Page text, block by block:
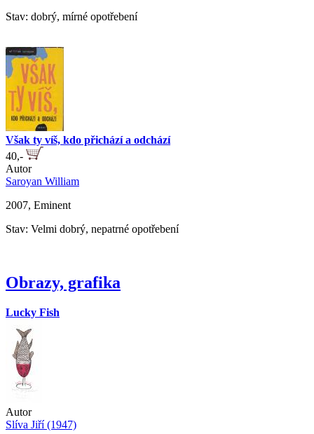
Stav: dobrý, mírné opotřebení
Však ty víš, kdo přichází a odchází
40,-
Autor
Saroyan William
2007, Eminent
Stav: Velmi dobrý, nepatrné opotřebení
Obrazy, grafika
Lucky Fish
Autor
Slíva Jiří (1947)